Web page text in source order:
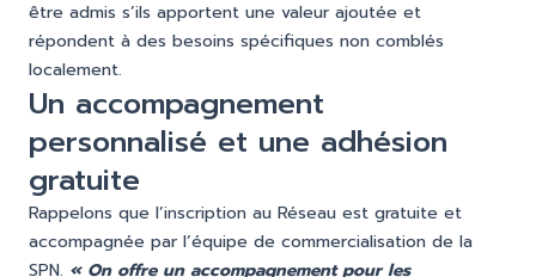
être admis s’ils apportent une valeur ajoutée et
répondent à des besoins spécifiques non comblés
localement.
Un accompagnement
personnalisé et une adhésion
gratuite
Rappelons que l’inscription au Réseau est gratuite et
accompagnée par l’équipe de commercialisation de la
SPN. « On offre un accompagnement pour les